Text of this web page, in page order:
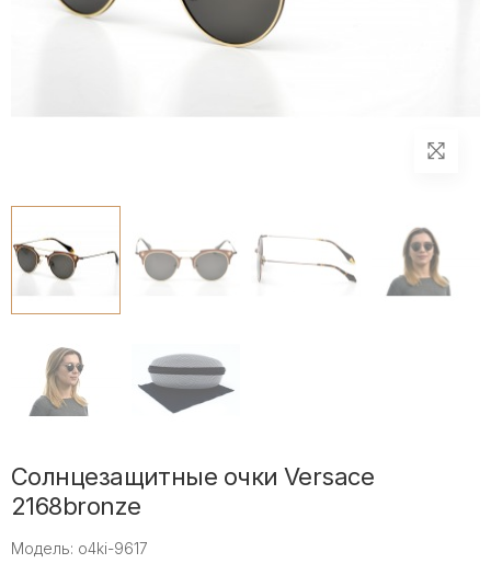
Солнцезащитные очки Versace
2168bronze
Модель: o4ki-9617